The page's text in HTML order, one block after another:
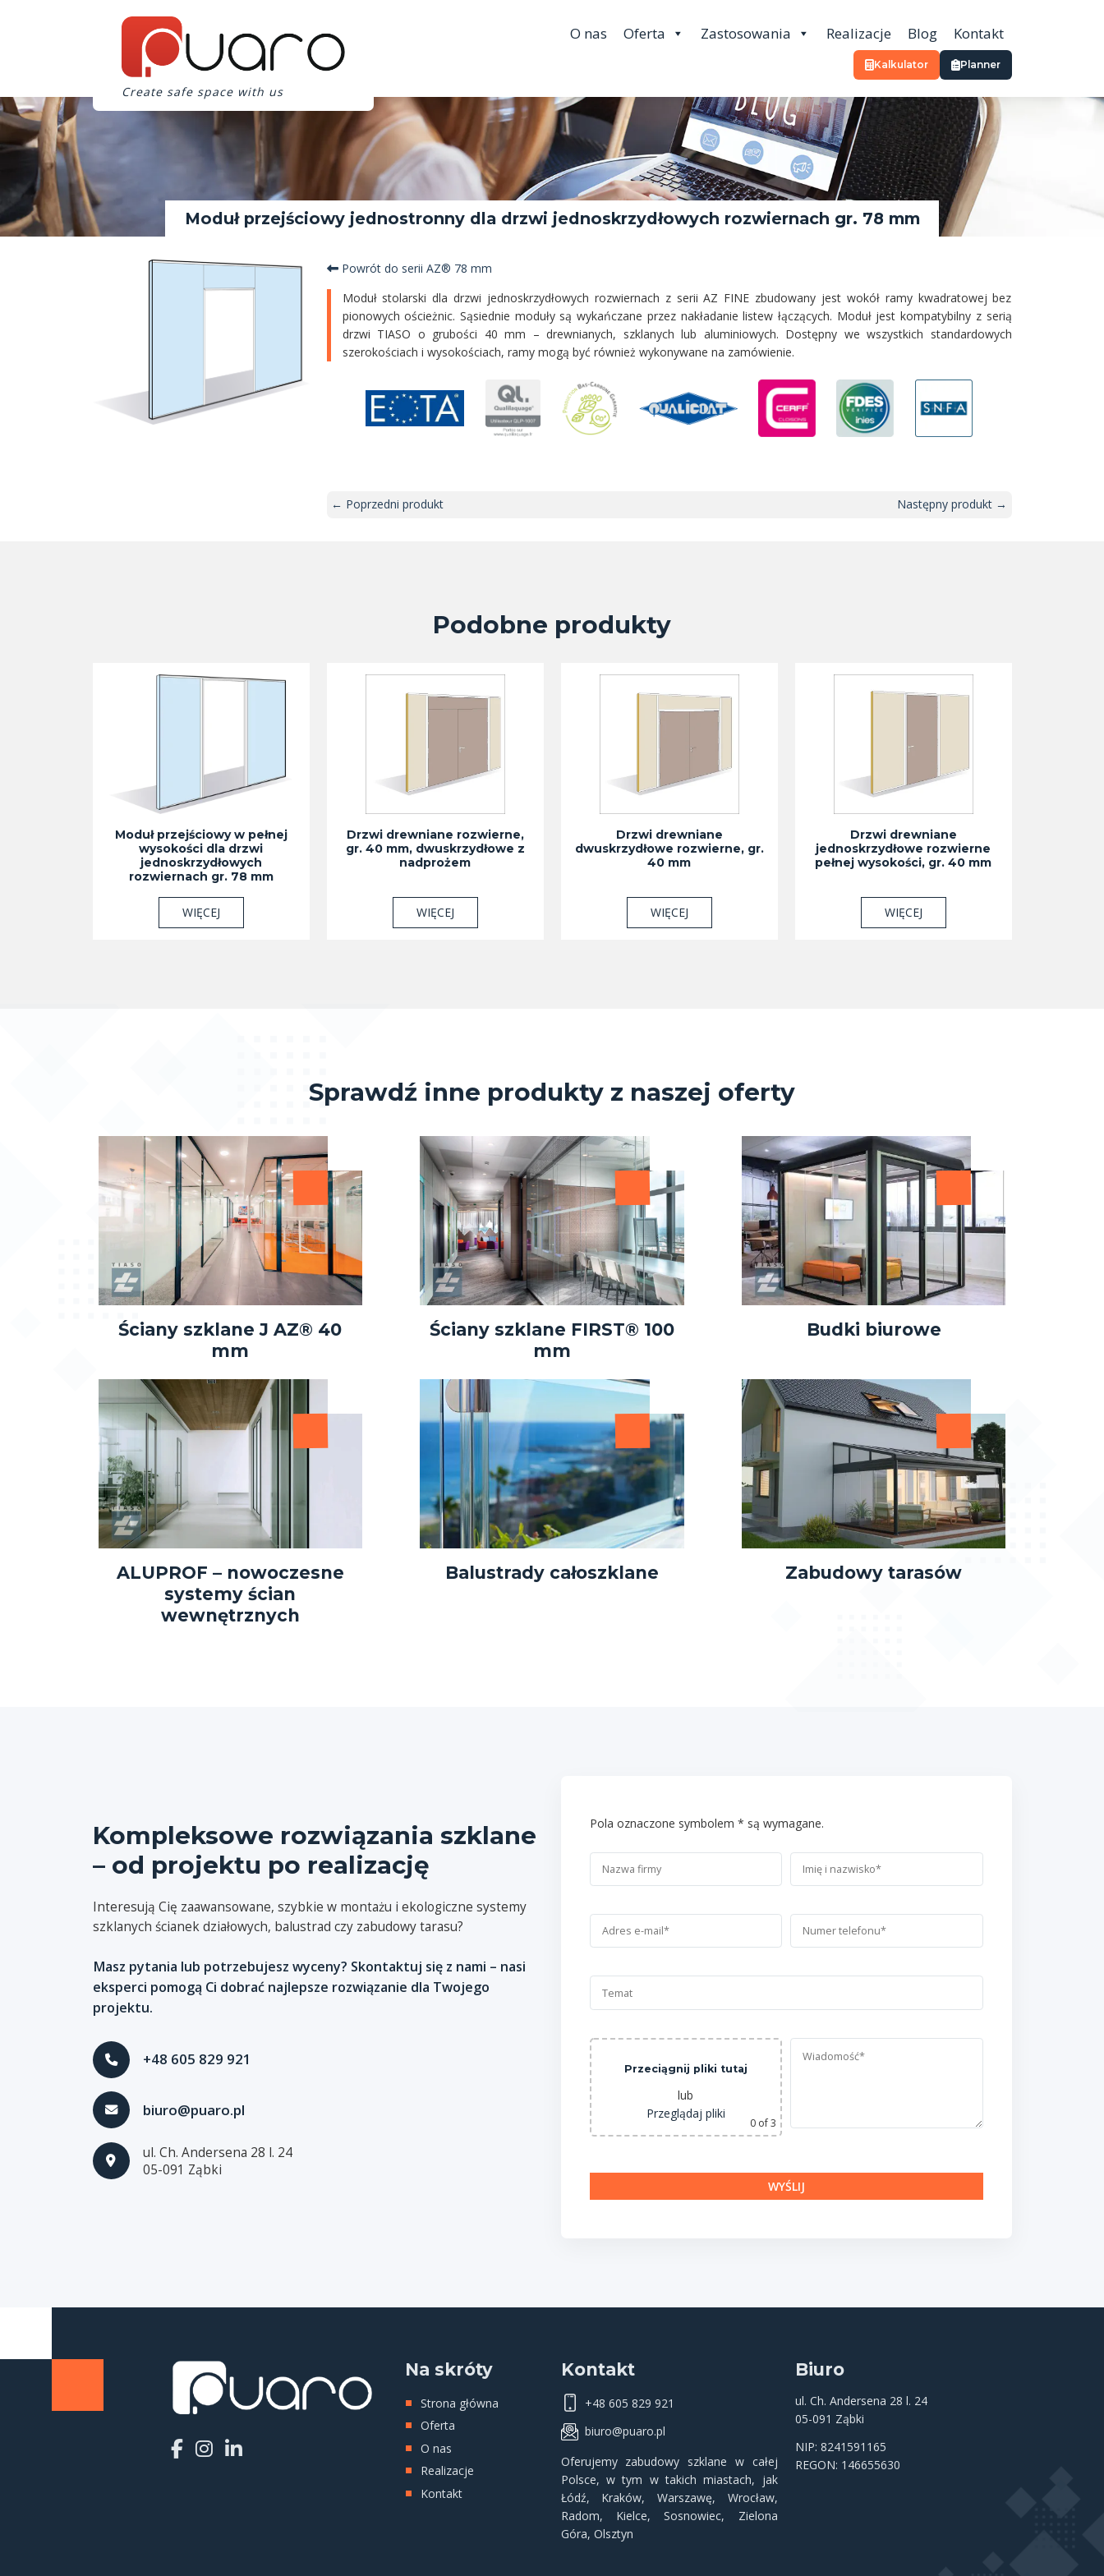
Create safe space with us
O nas Oferta Zastosowania Realizacje Blog Kontakt
Kalkulator Planner
Moduł przejściowy jednostronny dla drzwi jednoskrzydłowych rozwiernach gr. 78 mm
Powrót do serii AZ® 78 mm
Moduł stolarski dla drzwi jednoskrzydłowych rozwiernach z serii AZ FINE zbudowany jest wokół ramy kwadratowej bez
pionowych ościeżnic. Sąsiednie moduły są wykańczane przez nakładanie listew łączących. Moduł jest kompatybilny z serią
drzwi TIASO o grubości 40 mm – drewnianych, szklanych lub aluminiowych. Dostępny we wszystkich standardowych
szerokościach i wysokościach, ramy mogą być również wykonywane na zamówienie.
← Poprzedni produkt Następny produkt →
Podobne produkty
Moduł przejściowy w pełnej
wysokości dla drzwi
jednoskrzydłowych
rozwiernach gr. 78 mm
WIĘCEJ
Drzwi drewniane rozwierne,
gr. 40 mm, dwuskrzydłowe z
nadprożem
WIĘCEJ
Drzwi drewniane
dwuskrzydłowe rozwierne, gr.
40 mm
WIĘCEJ
Drzwi drewniane
jednoskrzydłowe rozwierne
pełnej wysokości, gr. 40 mm
WIĘCEJ
Sprawdź inne produkty z naszej oferty
Ściany szklane J AZ® 40
mm
Ściany szklane FIRST® 100
mm
Budki biurowe
ALUPROF – nowoczesne
systemy ścian
wewnętrznych
Balustrady całoszklane Zabudowy tarasów
Kompleksowe rozwiązania szklane
– od projektu po realizację
Interesują Cię zaawansowane, szybkie w montażu i ekologiczne systemy
szklanych ścianek działowych, balustrad czy zabudowy tarasu?
Masz pytania lub potrzebujesz wyceny? Skontaktuj się z nami – nasi
eksperci pomogą Ci dobrać najlepsze rozwiązanie dla Twojego
projektu.
+48 605 829 921
biuro@puaro.pl
ul. Ch. Andersena 28 l. 24
05-091 Ząbki
Pola oznaczone symbolem * są wymagane.
Przeciągnij pliki tutaj
lub
Przeglądaj pliki
0 of 3
Na skróty
Strona główna
Oferta
O nas
Realizacje
Kontakt
Kontakt
+48 605 829 921
biuro@puaro.pl
Oferujemy zabudowy szklane w całej
Polsce, w tym w takich miastach, jak
Łódź, Kraków, Warszawę, Wrocław,
Radom, Kielce,Sosnowiec, Zielona
Góra, Olsztyn
Biuro
ul. Ch. Andersena 28 l. 24
05-091 Ząbki
NIP: 8241591165
REGON: 146655630